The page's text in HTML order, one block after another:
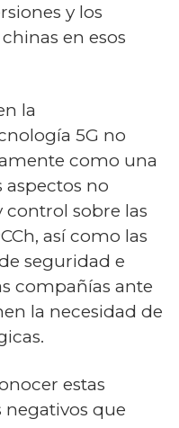
y los
en esos
la
5G no
como una
aspectos no
sobre las
así como las
seguridad e
compañías ante
la necesidad de
estas
negativos que